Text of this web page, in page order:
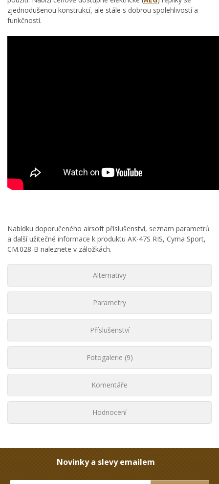
zjednodušenou konstrukcí, ale stále s dobrou spolehlivostí a
funkčností.
Nabídku doporučeného airsoft příslušenství, seznam parametrů
a další užitečné informace k produktu AK-47S RIS, Cyma Sport,
CM.028-B naleznete v záložkách.
Alternativy
Parametry
Příslušenství
Fotogalerie (9)
Komentáře
Hodnocení
Novinky a slevy emailem